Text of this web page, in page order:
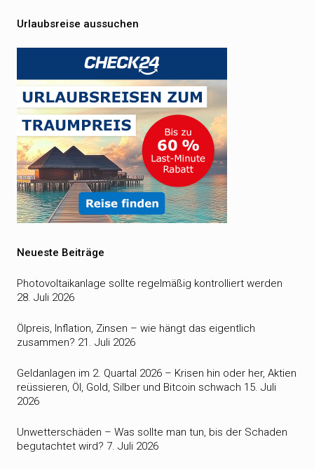
Urlaubsreise aussuchen
Neueste Beiträge
Photovoltaikanlage sollte regelmäßig kontrolliert werden
28. Juli 2026
Ölpreis, Inflation, Zinsen – wie hängt das eigentlich
zusammen? 21. Juli 2026
Geldanlagen im 2. Quartal 2026 – Krisen hin oder her, Aktien
reüssieren, Öl, Gold, Silber und Bitcoin schwach 15. Juli
2026
Unwetterschäden – Was sollte man tun, bis der Schaden
begutachtet wird? 7. Juli 2026